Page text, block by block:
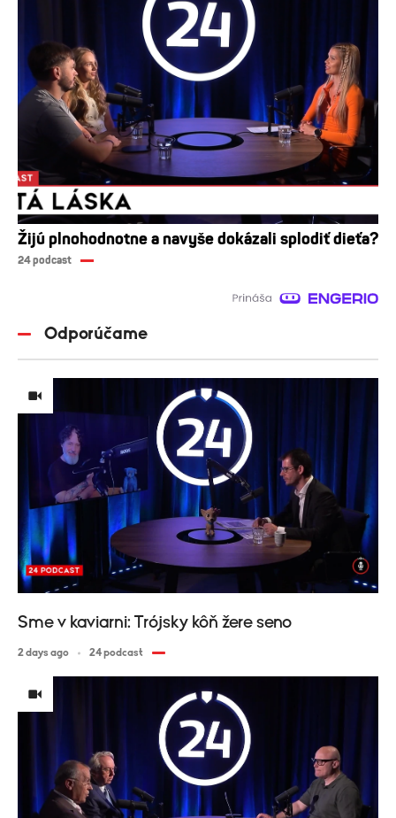
Žijú plnohodnotne a navyše dokázali splodiť dieťa?
24 podcast
Odporúčame
Sme v kaviarni: Trójsky kôň žere seno
2 days ago 24 podcast